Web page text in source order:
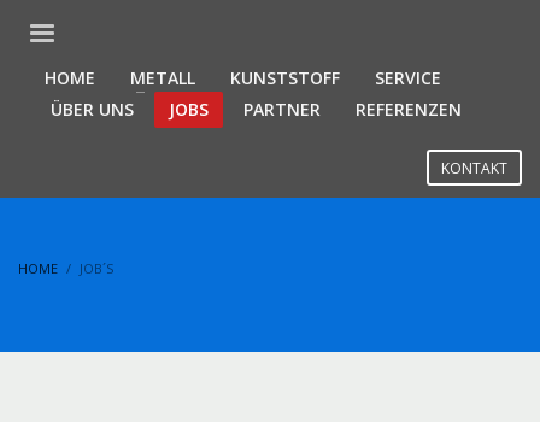
HOME METALL KUNSTSTOFF
SERVICE
ÜBER UNS
JOBS PARTNER REFERENZEN
KONTAKT
HOME JOB´S